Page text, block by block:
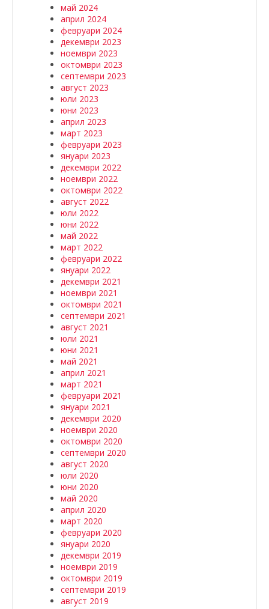
май 2024
април 2024
февруари 2024
декември 2023
ноември 2023
октомври 2023
септември 2023
август 2023
юли 2023
юни 2023
април 2023
март 2023
февруари 2023
януари 2023
декември 2022
ноември 2022
октомври 2022
август 2022
юли 2022
юни 2022
май 2022
март 2022
февруари 2022
януари 2022
декември 2021
ноември 2021
октомври 2021
септември 2021
август 2021
юли 2021
юни 2021
май 2021
април 2021
март 2021
февруари 2021
януари 2021
декември 2020
ноември 2020
октомври 2020
септември 2020
август 2020
юли 2020
юни 2020
май 2020
април 2020
март 2020
февруари 2020
януари 2020
декември 2019
ноември 2019
октомври 2019
септември 2019
август 2019